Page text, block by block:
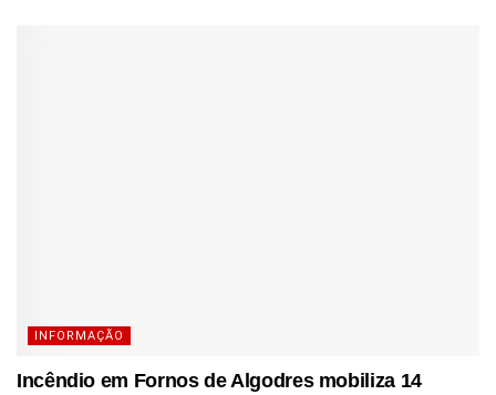
INFORMAÇÃO
Incêndio em Fornos de Algodres mobiliza 14